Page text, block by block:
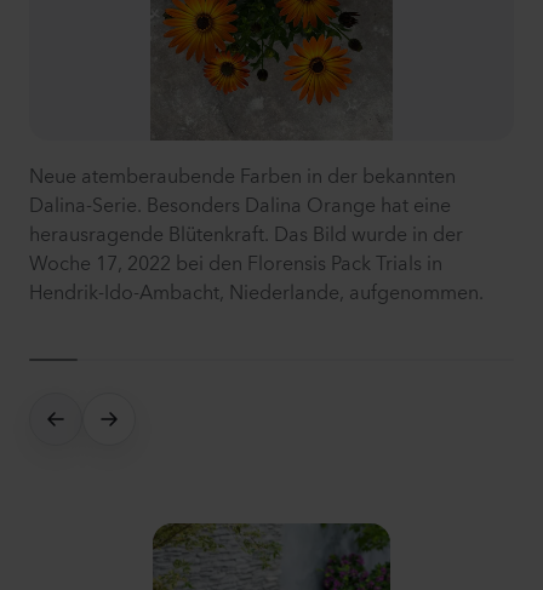
Neue atemberaubende Farben in der bekannten
Dalina-Serie. Besonders Dalina Orange hat eine
herausragende Blütenkraft. Das Bild wurde in der
Woche 17, 2022 bei den Florensis Pack Trials in
Hendrik-Ido-Ambacht, Niederlande, aufgenommen.